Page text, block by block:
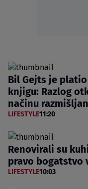
Bil Gejts je
knjigu: Razlog
načinu
LIFESTYLE11:20
Renovirali su
pravo bogatstvo
LIFESTYLE10:03